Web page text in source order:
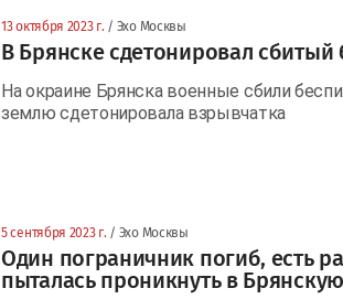
13 октября 2023 г. / Эхо Москвы
В Брянске сдетонировал сбитый
На окраине Брянска военные сбили
землю сдетонировала взрывчатка
5 сентября 2023 г. / Эхо Москвы
Один пограничник погиб, есть
пыталась проникнуть в